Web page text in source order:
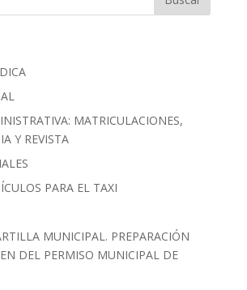
MATRICULACIONES,
Y REVISTA
PARA EL TAXI
MUNICIPAL. PREPARACIÓN
DEL PERMISO MUNICIPAL DE